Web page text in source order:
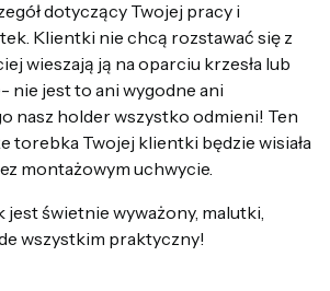
dotyczący Twojej pracy i
Klientki nie chcą rozstawać się z
wieszają ją na oparciu krzesła lub
nie jest to ani wygodne ani
nasz holder wszystko odmieni! Ten
torebka Twojej klientki będzie wisiała
montażowym uchwycie.
świetnie wyważony, malutki,
wszystkim praktyczny!